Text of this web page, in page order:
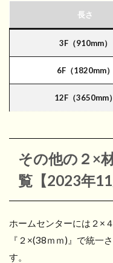
長さ
3F（910mm）
6F（1820mm）
12F（3650mm）
その他の２×
覧【2023年11
ホームセンターには２×
『２×(38ｍｍ)』で統一
す。